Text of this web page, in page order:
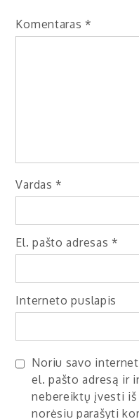
Komentaras *
Vardas *
El. pašto adresas *
Interneto puslapis
Noriu savo
el. pašto adresą ir
nebereiktų įvesti
norėsiu parašyti